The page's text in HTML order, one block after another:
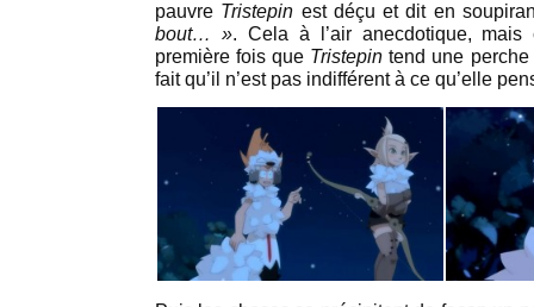
pauvre Tristepin est déçu et dit en
bout… ». Cela à l’air anecdotique, mais
première fois que Tristepintend une
fait qu’il n’est pas indifférent à ce qu’elle